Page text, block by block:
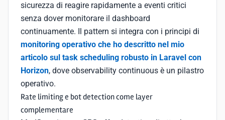
sicurezza di reagire rapidamente a eventi critici
senza dover monitorare il dashboard
continuamente. Il pattern si integra con i principi di
monitoring operativo che ho descritto nel mio
articolo sul task scheduling robusto in Laravel con
Horizon, dove observability continuous è un pilastro
operativo.
Rate limiting e bot detection come layer
complementare